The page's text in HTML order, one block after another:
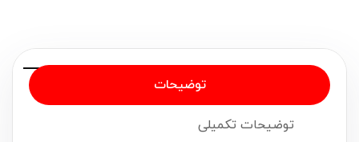
توضیحات
توضیحات تکمیلی